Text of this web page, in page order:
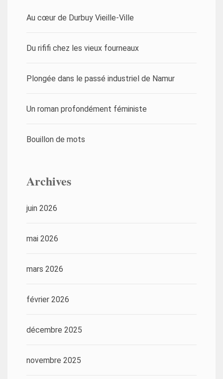
Au cœur de Durbuy Vieille-Ville
Du rififi chez les vieux fourneaux
Plongée dans le passé industriel de Namur
Un roman profondément féministe
Bouillon de mots
Archives
juin 2026
mai 2026
mars 2026
février 2026
décembre 2025
novembre 2025